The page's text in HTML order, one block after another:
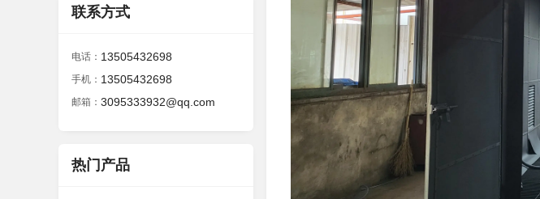
联系方式
电话： 13505432698
手机： 13505432698
邮箱： 3095333932@qq.com
热门产品